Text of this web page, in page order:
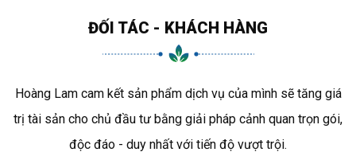
ĐỐI TÁC - KHÁCH HÀNG
Hoàng Lam cam kết sản phẩm dịch vụ của mình sẽ tăng giá
trị tài sản cho chủ đầu tư bằng giải pháp cảnh quan trọn gói,
độc đáo - duy nhất với tiến độ vượt trội.